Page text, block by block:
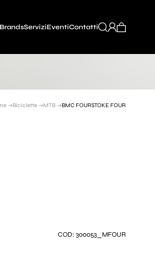
BrandsServiziEventiContatti
→Biciclette →MTB →BMC FOURSTOKE FOUR
COD: 300053_MFOUR